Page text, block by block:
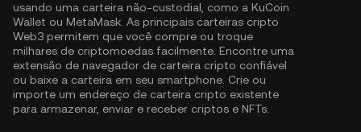
usando uma carteira não-custodial, como a KuCoin
Wallet ou MetaMask. As principais carteiras cripto
Web3 permitem que você compre ou troque
milhares de criptomoedas facilmente. Encontre uma
extensão de navegador de carteira cripto confiável
ou baixe a carteira em seu smartphone. Crie ou
importe um endereço de carteira cripto existente
para armazenar, enviar e receber criptos e NFTs.